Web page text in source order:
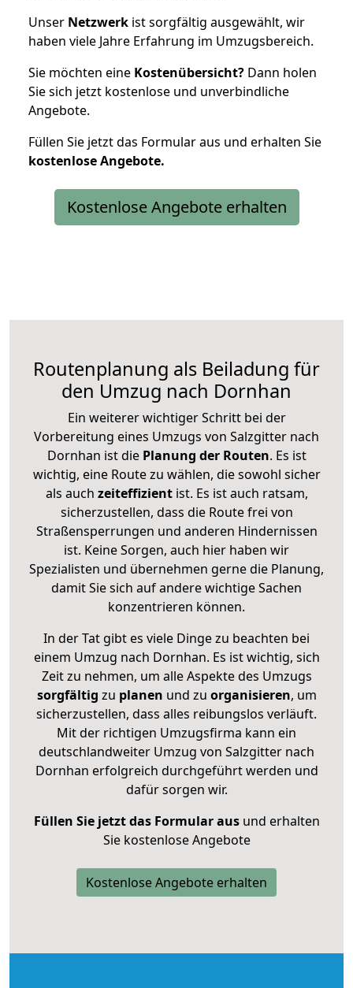
Unser Netzwerk ist sorgfältig ausgewählt, wir
haben viele Jahre Erfahrung im Umzugsbereich.
Sie möchten eine Kostenübersicht? Dann holen
Sie sich jetzt kostenlose und unverbindliche
Angebote.
Füllen Sie jetzt das Formular aus und erhalten Sie
kostenloseAngebote.
Kostenlose Angebote erhalten
Routenplanung als Beiladung für
den Umzug nach Dornhan
Ein weiterer wichtiger Schritt bei der
Vorbereitung eines Umzugs von Salzgitter nach
Dornhan ist diePlanung der Routen. Es ist
wichtig, eine Route zu wählen, die sowohl sicher
als auch zeiteffizientist. Es ist auch ratsam,
sicherzustellen, dass die Route frei von
Straßensperrungen und anderen Hindernissen
ist. Keine Sorgen, auch hier haben wir
Spezialisten und übernehmen gerne die Planung,
damit Sie sich auf andere wichtige Sachen
konzentrieren können.
In der Tat gibt es viele Dinge zu beachten bei
einem Umzug nach Dornhan. Es ist wichtig, sich
Zeit zu nehmen, um alle Aspekte des Umzugs
sorgfältig zu planen und zu organisieren, um
sicherzustellen, dass alles reibungslos verläuft.
Mit der richtigen Umzugsfirma kann ein
deutschlandweiter Umzug von Salzgitter nach
Dornhan erfolgreich durchgeführt werden und
dafür sorgen wir.
Füllen Sie jetzt das Formular ausund erhalten
Sie kostenlose Angebote
Kostenlose Angebote erhalten